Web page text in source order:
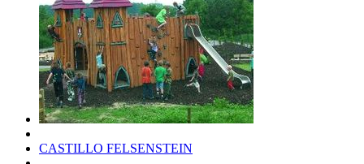
CASTILLO FELSENSTEIN